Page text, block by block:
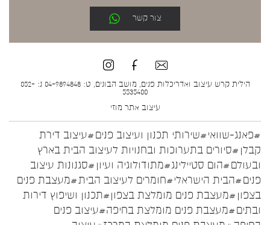
צור קשר
הילית קרש עיצוב ואדריכלות פנים, מושב הבונים, ט: 04-9894848 נ: 052-
5535400
עיצוב אתר מוזי
#פאנג-שוואי#שירותי תכנון ועיצוב פנים#עיצוב דירת
קבלן #סיורים בתערוכות ובחנויות לעיצוב הבית בארץ
ובעולם#הום סטיילינג#מתודולוגיה ועיון #סגנונות עיצוב
פנים#הבית הישראלי#חומרים לעיצוב הבית#מעצבת פנים
בצפון #מעצבת פנים מומלצת בצפון#תכנון ושיפוץ דירות
ובתים#מעצבת פנים מומלצת בחיפה#עיצוב פנים